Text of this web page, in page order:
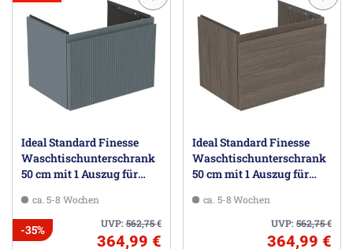
Ideal Standard Finesse
Waschtischunterschrank
50 cm mit 1 Auszug für
ca. 5-8 Wochen
UVP:562,75€
-35%
364,99 €
Ideal Standard Finesse
Waschtischunterschrank
50 cm mit 1 Auszug für
ca. 5-8 Wochen
UVP:562,75€
364,99 €